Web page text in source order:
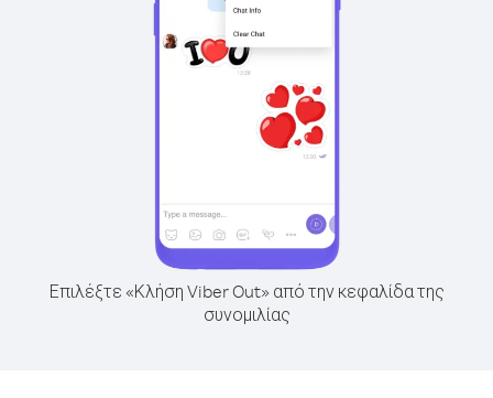
Επιλέξτε «Κλήση Viber Out» από την κεφαλίδα της
συνομιλίας